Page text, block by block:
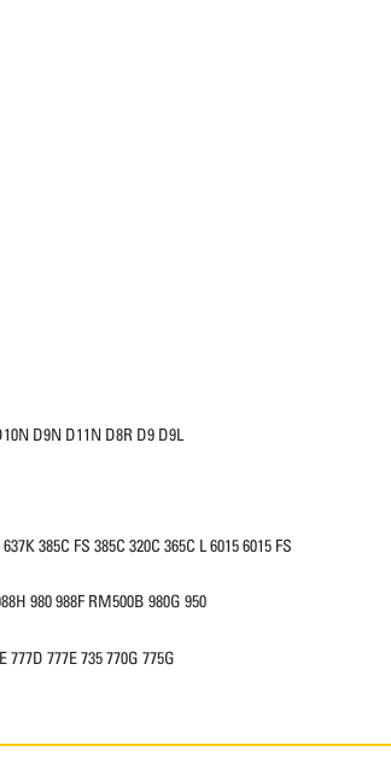
D9N D11N D8R D9 D9L
385C FS 385C 320C 365C L 6015 6015 FS
980 988F RM500B 980G 950
777D 777E 735 770G 775G